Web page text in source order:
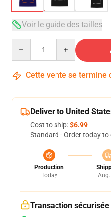
Voir le guide des tailles
Cette vente se termine
Deliver to United
Cost to ship:$6.99
Standard - Order today to
Production
Today
Aug.
Transaction sécurisée